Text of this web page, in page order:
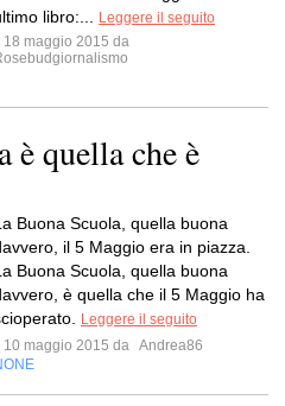
libro:...
Leggere il seguito
Il 18 maggio 2015 da
è quella che è
Buona Scuola, quella buona
il 5 Maggio era in piazza.
Buona Scuola, quella buona
è quella che il 5 Maggio ha
Leggere il seguito
Il 10 maggio 2015 da Andrea86